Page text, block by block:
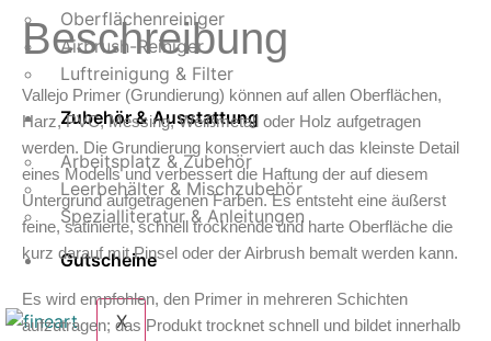
Oberflächenreiniger
Airbrush-Reiniger
Luftreinigung & Filter
Zubehör & Ausstattung
Arbeitsplatz & Zubehör
Leerbehälter & Mischzubehör
Spezialliteratur & Anleitungen
Gutscheine
X
Beschreibung
Vallejo Primer (Grundierung) können auf allen Oberflächen,
Harz, PVC, Messing, Weißmetall oder Holz aufgetragen
werden. Die Grundierung konserviert auch das kleinste Detail
eines Modells und verbessert die Haftung der auf diesem
Untergrund aufgetragenen Farben. Es entsteht eine äußerst
feine, satinierte, schnell trocknende und harte Oberfläche die
kurz darauf mit Pinsel oder der Airbrush bemalt werden kann.
Es wird empfohlen, den Primer in mehreren Schichten
aufzutragen; das Produkt trocknet schnell und bildet innerhalb